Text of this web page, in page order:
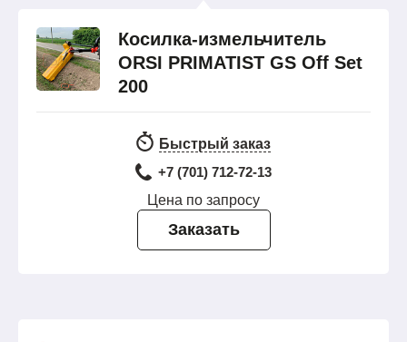
Косилка-измельчитель
ORSI PRIMATIST GS Off Set
200
Быстрый заказ
+7 (701) 712-72-13
Цена по запросу
Заказать